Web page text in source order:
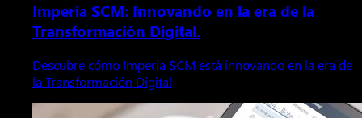
Imperia SCM: Innovando en la era de la
Transformación Digital.
Descubre cómo Imperia SCM está innovando en la era de
la Transformación Digital